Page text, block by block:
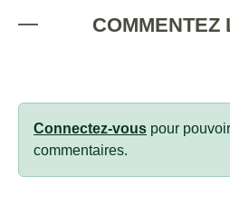
COMMENTEZ
Connectez-vous pour
commentaires.